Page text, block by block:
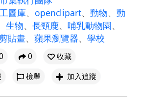
圖庫、 openclipart、 動物、 動
生物、 長頸鹿、 哺乳動物園、
貼畫、 蘋果瀏覽器、 學校
0
收藏
檢舉 加入追蹤